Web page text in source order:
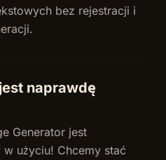
bez rejestracji i
naprawdę
Generator jest
użyciu! Chcemy stać